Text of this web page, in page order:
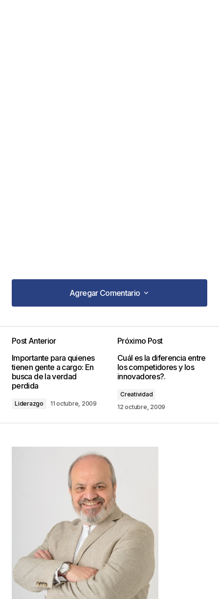
Agregar Comentario
Agregar Comentario
tengo problemas en mi negocio,sobre delegacion
de puestos
y no tengo experiencia ,quiero pero no puedo
Jose Martin
7 noviembre, 2009 at 6:29 pm
Responder
Es un gusto conocerte pero deberia decirte
que para poder intentar colaborar contigo,
primero deberia comprender muy bien cuál es
tu problema. Es decir, dime, que te impide a ti
Cuando dices «quiero pero no puedo», a que
te refieres?
Creo que seria muy util si nos puedes decir
esto.
Mucha gente cree que quiere delegar
(sobretodo cuando esta en el maximo pico de
stress) pero en realidad.. mas alla de sus
palabras, con sus actos dicen que no lo
Post Anterior
Importante para quienes
tienen gente a cargo: En
busca de la verdad
perdida
Liderazgo 11 octubre, 2009
Próximo Post
Cuál es la diferencia entre
los competidores y los
innovadores?.
Creatividad
12 octubre, 2009